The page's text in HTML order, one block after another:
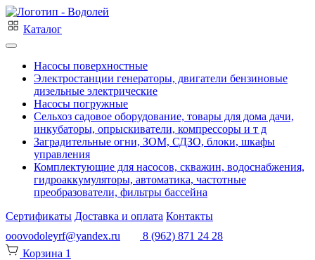
Каталог
Насосы поверхностные
Электростанции генераторы, двигатели бензиновые
дизельные электрические
Насосы погружные
Сельхоз садовое оборудование, товары для дома дачи,
инкубаторы, опрыскиватели, компрессоры и т д
Заградительные огни, ЗОМ, СДЗО, блоки, шкафы
управления
Комплектующие для насосов, скважин, водоснабжения,
гидроаккумуляторы, автоматика, частотные
преобразователи, фильтры бассейна
Сертификаты Доставка и оплата Контакты
ooovodoleyrf@yandex.ru
8 (962) 871 24 28
Корзина 1